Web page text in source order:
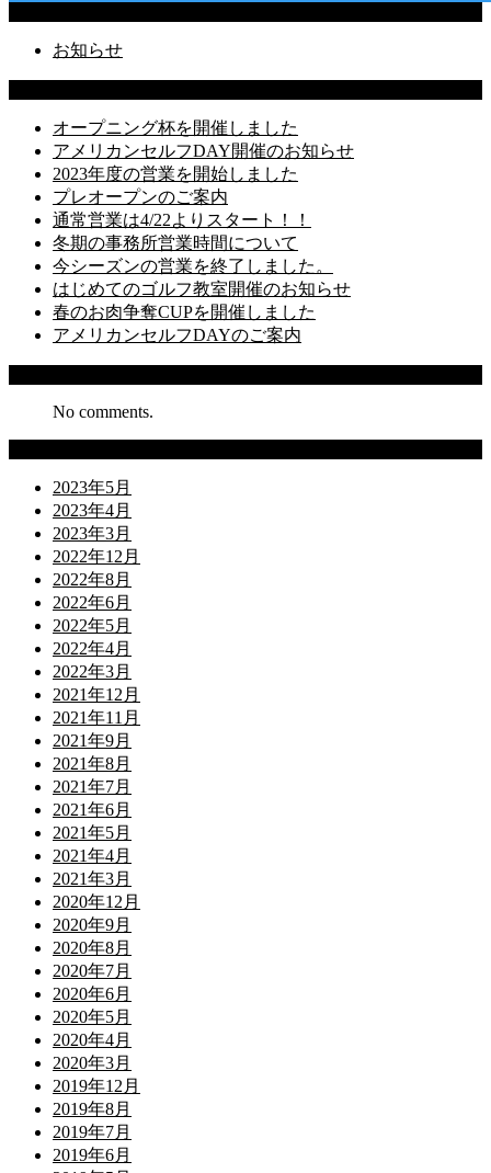
お知らせ
オープニング杯を開催しました
アメリカンセルフDAY開催のお知らせ
2023年度の営業を開始しました
プレオープンのご案内
通常営業は4/22よりスタート！！
冬期の事務所営業時間について
今シーズンの営業を終了しました。
はじめてのゴルフ教室開催のお知らせ
春のお肉争奪CUPを開催しました
アメリカンセルフDAYのご案内
No comments.
2023年5月
2023年4月
2023年3月
2022年12月
2022年8月
2022年6月
2022年5月
2022年4月
2022年3月
2021年12月
2021年11月
2021年9月
2021年8月
2021年7月
2021年6月
2021年5月
2021年4月
2021年3月
2020年12月
2020年9月
2020年8月
2020年7月
2020年6月
2020年5月
2020年4月
2020年3月
2019年12月
2019年8月
2019年7月
2019年6月